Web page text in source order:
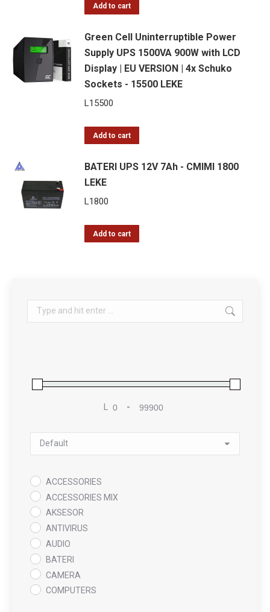
Add to cart
Green Cell Uninterruptible Power
Supply UPS 1500VA 900W with LCD
Display | EU VERSION | 4x Schuko
Sockets - 15500 LEKE
L 15500
Add to cart
BATERI UPS 12V 7Ah - CMIMI 1800
LEKE
L 1800
Add to cart
Search:
L -
Sort Products
ACCESSORIES
ACCESSORIES MIX
AKSESOR
ANTIVIRUS
AUDIO
BATERI
CAMERA
COMPUTERS